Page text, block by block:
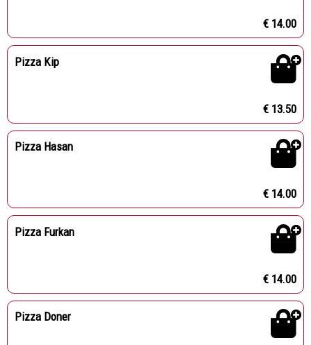
€ 14.00
Pizza Kip
€ 13.50
Pizza Hasan
€ 14.00
Pizza Furkan
€ 14.00
Pizza Doner